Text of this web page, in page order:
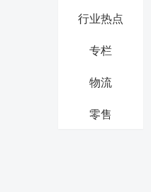
行业热点
专栏
物流
零售